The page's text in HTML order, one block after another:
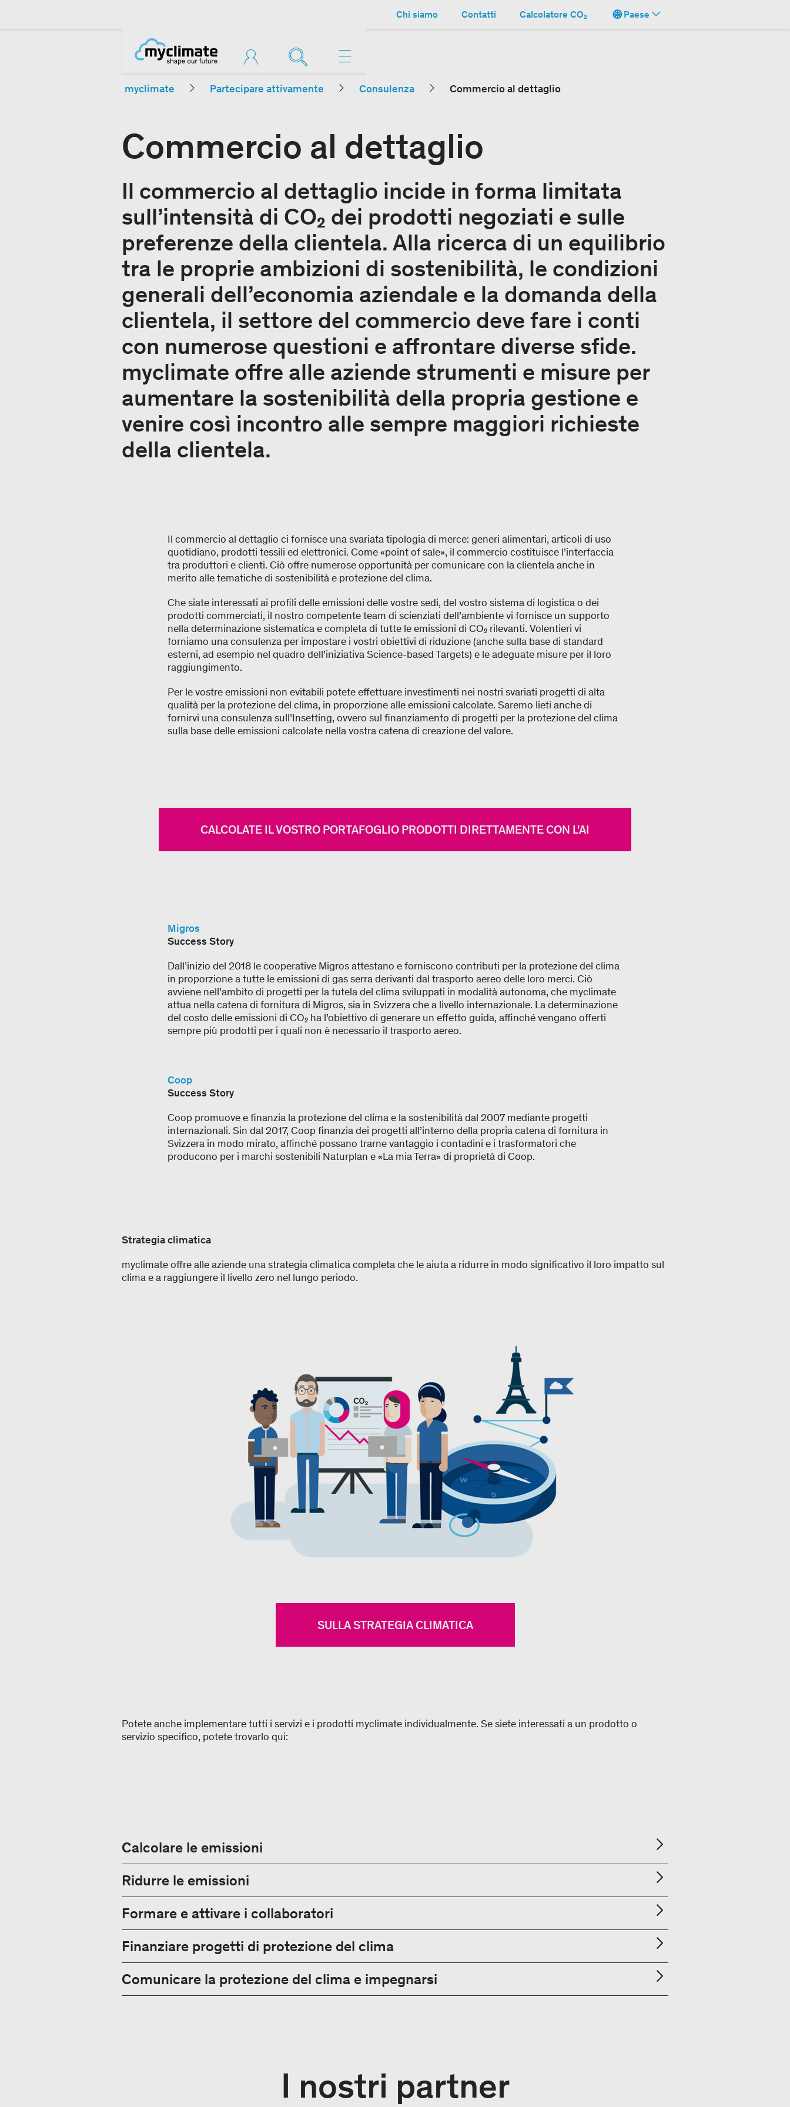
Chi siamo Contatti Calcolatore CO₂ Paese
myclimate Partecipare attivamente Consulenza Commercio al dettaglio
Commercio al dettaglio
Il commercio al dettaglio incide in forma limitata
sull’intensità di CO₂ dei prodotti negoziati e sulle
preferenze della clientela. Alla ricerca di un equilibrio
tra le proprie ambizioni di sostenibilità, le condizioni
generali dell’economia aziendale e la domanda della
clientela, il settore del commercio deve fare i conti
con numerose questioni e affrontare diverse sfide.
myclimate offre alle aziende strumenti e misure per
aumentare la sostenibilità della propria gestione e
venire così incontro alle sempre maggiori richieste
della clientela.
Il commercio al dettaglio ci fornisce una svariata tipologia di merce: generi alimentari, articoli di uso
quotidiano, prodotti tessili ed elettronici. Come «point of sale», il commercio costituisce l’interfaccia
tra produttori e clienti. Ciò offre numerose opportunità per comunicare con la clientela anche in
merito alle tematiche di sostenibilità e protezione del clima.
Che siate interessati ai profili delle emissioni delle vostre sedi, del vostro sistema di logistica o dei
prodotti commerciati, il nostro competente team di scienziati dell’ambiente vi fornisce un supporto
nella determinazione sistematica e completa di tutte le emissioni di CO₂ rilevanti. Volentieri vi
forniamo una consulenza per impostare i vostri obiettivi di riduzione (anche sulla base di standard
esterni, ad esempio nel quadro dell’iniziativa Science-based Targets) e le adeguate misure per il loro
raggiungimento.
Per le vostre emissioni non evitabili potete effettuare investimenti nei nostri svariati progetti di alta
qualità per la protezione del clima, in proporzione alle emissioni calcolate. Saremo lieti anche di
fornirvi una consulenza sull’Insetting, ovvero sul finanziamento di progetti per la protezione del clima
sulla base delle emissioni calcolate nella vostra catena di creazione del valore.
CALCOLATE IL VOSTRO PORTAFOGLIO PRODOTTI DIRETTAMENTE CON L'AI
Migros
Success Story
Dall’inizio del 2018 le cooperative Migros attestano e forniscono contributi per la protezione del clima
in proporzione a tutte le emissioni di gas serra derivanti dal trasporto aereo delle loro merci. Ciò
avviene nell’ambito di progetti per la tutela del clima sviluppati in modalità autonoma, che myclimate
attua nella catena di fornitura di Migros, sia in Svizzera che a livello internazionale. La determinazione
del costo delle emissioni di CO₂ ha l’obiettivo di generare un effetto guida, affinché vengano offerti
sempre più prodotti per i quali non è necessario il trasporto aereo.
Coop
Success Story
Coop promuove e finanzia la protezione del clima e la sostenibilità dal 2007 mediante progetti
internazionali. Sin dal 2017, Coop finanzia dei progetti all’interno della propria catena di fornitura in
Svizzera in modo mirato, affinché possano trarne vantaggio i contadini e i trasformatori che
producono per i marchi sostenibili Naturplan e «La mia Terra» di proprietà di Coop.
Strategia climatica
myclimate offre alle aziende una strategia climatica completa che le aiuta a ridurre in modo significativo il loro impatto sul
clima e a raggiungere il livello zero nel lungo periodo.
SULLA STRATEGIA CLIMATICA
Potete anche implementare tutti i servizi e i prodotti myclimate individualmente. Se siete interessati a un prodotto o
servizio specifico, potete trovarlo qui:
Calcolare le emissioni
Ridurre le emissioni
Formare e attivare i collaboratori
Finanziare progetti di protezione del clima
Comunicare la protezione del clima e impegnarsi
I nostri partner